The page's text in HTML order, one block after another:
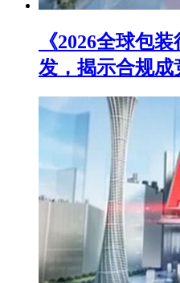
《2026全球包
发，揭示合规成